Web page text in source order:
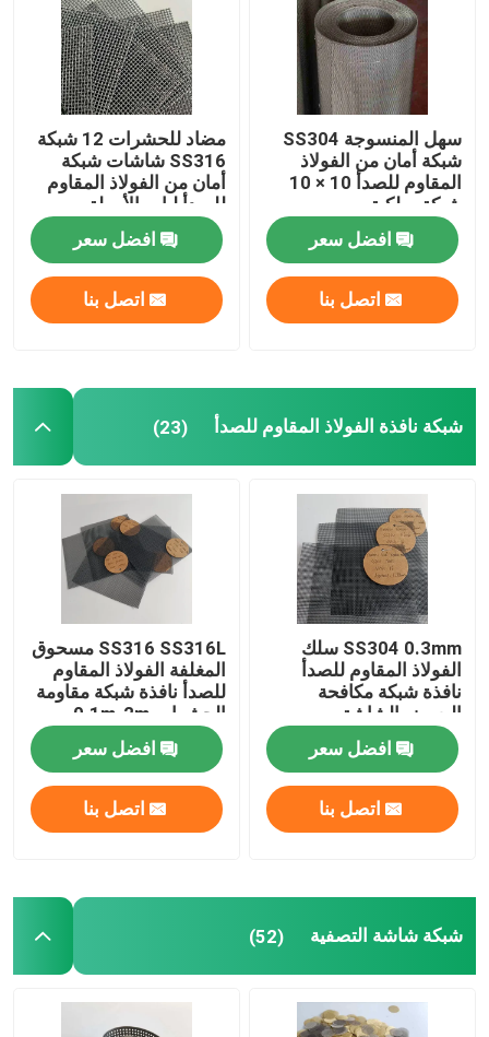
سهل المنسوجة SS304
شبكة أمان من الفولاذ
المقاوم للصدأ 10 × 10
شبكة سلكية
افضل سعر
اتصل بنا
مضاد للحشرات 12 شبكة
SS316 شاشات شبكة
أمان من الفولاذ المقاوم
للصدأ لباب الأرملة
افضل سعر
اتصل بنا
شبكة نافذة الفولاذ المقاوم للصدأ (23)
SS304 0.3mm سلك
الفولاذ المقاوم للصدأ
نافذة شبكة مكافحة
البعوض الشاشة
افضل سعر
اتصل بنا
SS316 SS316L مسحوق
المغلفة الفولاذ المقاوم
للصدأ نافذة شبكة مقاومة
الحشرات 0.1m-2m
افضل سعر
اتصل بنا
شبكة شاشة التصفية (52)